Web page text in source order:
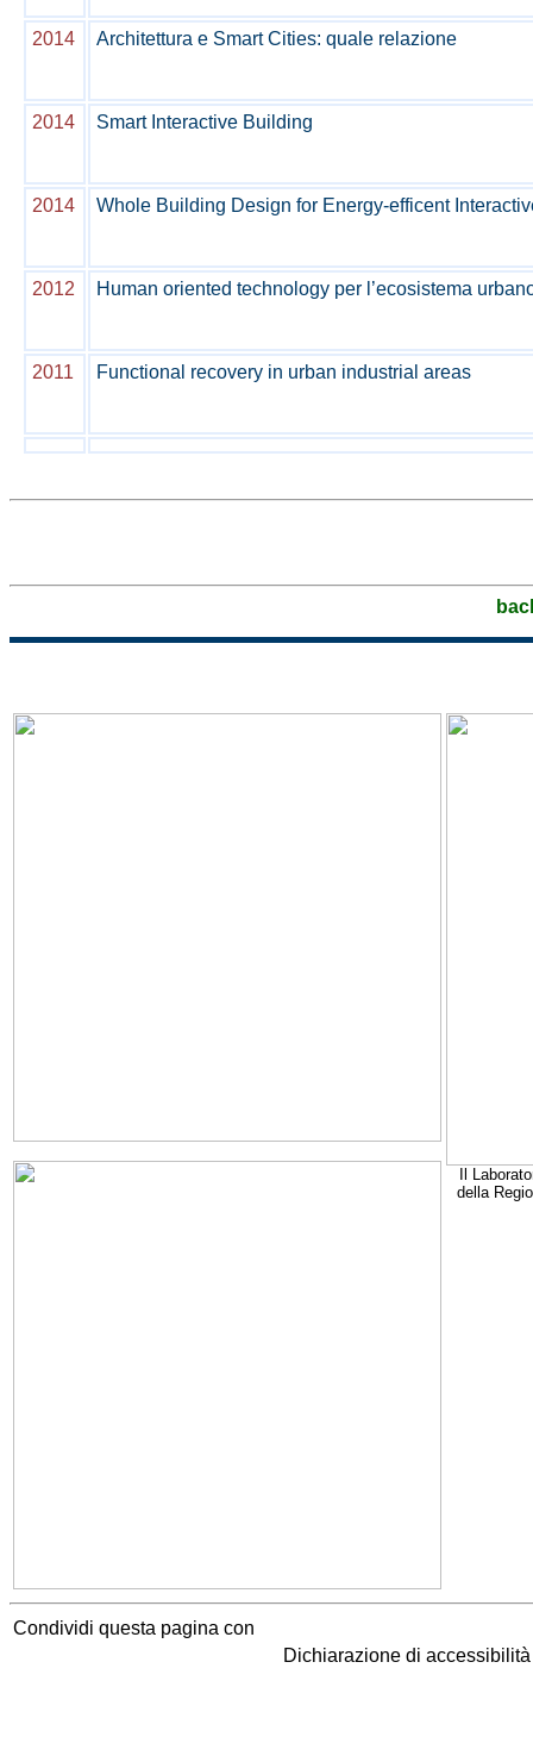
2014 Architettura e Smart Cities: quale relazione
2014 Smart Interactive Building
2014 Whole Building Design for Energy-efficent
2012 Human oriented technology per l’ecosistema
2011 Functional recovery in urban industrial areas
Il
della
Condividi questa pagina con
Dichiarazione di